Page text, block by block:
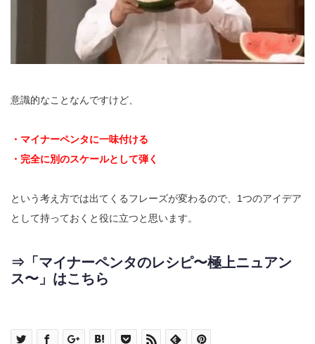
意識的なことなんですけど、
・マイナーペンタに一味付ける
・完全に別のスケールとして弾く
という考え方では出てくるフレーズが変わるので、 1つのアイデア
として持っておくと役に立つと思います。
⇒「マイナーペンタのレシピ〜極上ニュアン
ス〜」はこちら